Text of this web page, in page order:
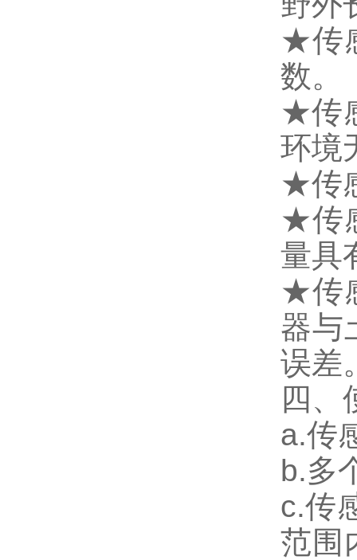
★传
数。
★传
环境
★传
★传
量具
★传
器与
误差
四、
a.传
b.多
c.传
范围